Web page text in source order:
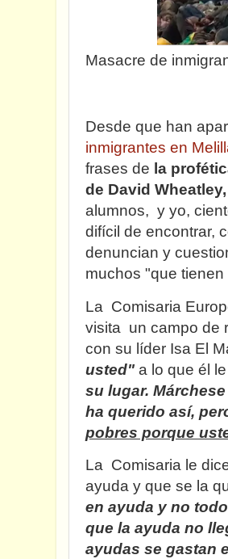
Masacre de
Desde que han
inmigrantes en
frases de la
de David Wheatley,
alumnos, y yo,
difícil de encontrar,
denuncian y
muchos "que
La Comisaria
visita un campo de
con su líder Isa El
usted" a lo que él
su lugar.
ha querido así,
pobres porque
La Comisaria le
ayuda y que se la
en ayuda y no
que la ayuda no
ayudas se gastan